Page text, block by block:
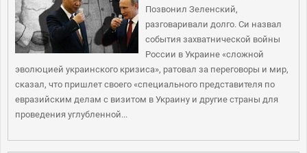
Позвонил Зеленский,
разговаривали долго. Си назвал
события захватнической войны
России в Украине «сложной
эволюцией украинского кризиса», ратовал за переговоры и мир,
сказал, что пришлет своего «специального представителя по
евразийским делам с визитом в Украину и другие страны для
проведения углубленной...